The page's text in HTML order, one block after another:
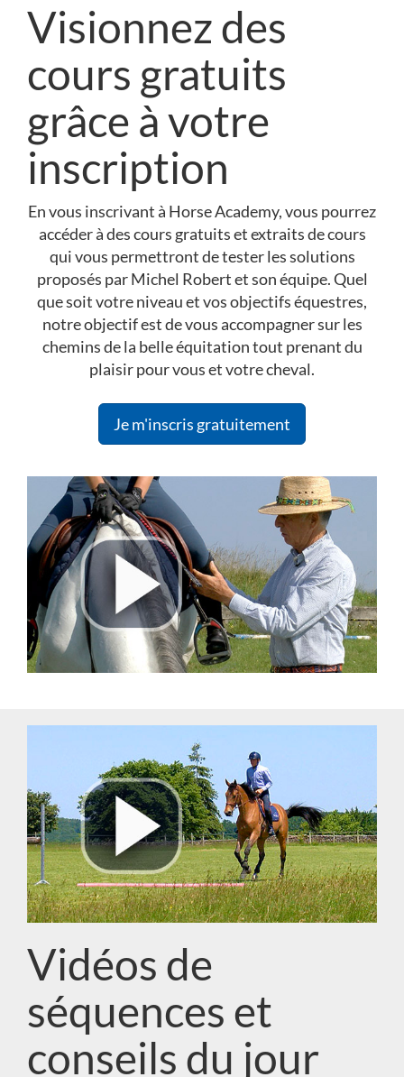
Visionnez des
cours gratuits
grâce à votre
inscription
En vous inscrivant à Horse Academy, vous pourrez
accéder à des cours gratuits et extraits de cours
qui vous permettront de tester les solutions
proposés par Michel Robert et son équipe. Quel
que soit votre niveau et vos objectifs équestres,
notre objectif est de vous accompagner sur les
chemins de la belle équitation tout prenant du
plaisir pour vous et votre cheval.
Je m'inscris gratuitement
Vidéos de
séquences et
conseils du jour